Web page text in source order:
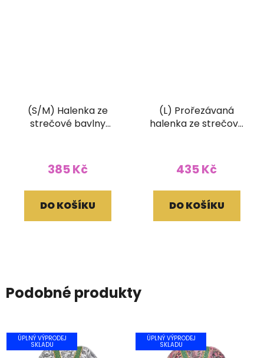
(S/M) Halenka ze
strečové bavlny
385 Kč
DO KOŠÍKU
(L) Prořezávaná
halenka ze strečové
435 Kč
DO KOŠÍKU
Podobné produkty
ÚPLNÝ VÝPRODEJ
SKLADU
ÚPLNÝ VÝPRODEJ
SKLADU